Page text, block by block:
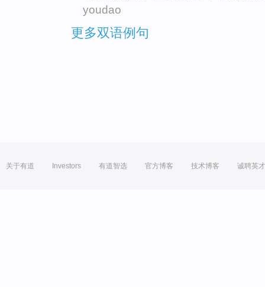
youdao
更多双语例句
关于有道 Investors 有道智选 官方博客 技术博客 诚聘英才